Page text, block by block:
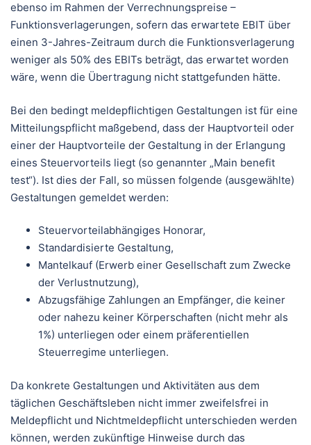
ebenso im Rahmen der Verrechnungspreise –
Funktionsverlagerungen, sofern das erwartete EBIT über
einen 3-Jahres-Zeitraum durch die Funktionsverlagerung
weniger als 50% des EBITs beträgt, das erwartet worden
wäre, wenn die Übertragung nicht stattgefunden hätte.
Bei den bedingt meldepflichtigen Gestaltungen ist für eine
Mitteilungspflicht maßgebend, dass der Hauptvorteil oder
einer der Hauptvorteile der Gestaltung in der Erlangung
eines Steuervorteils liegt (so genannter „Main benefit
test“). Ist dies der Fall, so müssen folgende (ausgewählte)
Gestaltungen gemeldet werden:
Steuervorteilabhängiges Honorar,
Standardisierte Gestaltung,
Mantelkauf (Erwerb einer Gesellschaft zum Zwecke
der Verlustnutzung),
Abzugsfähige Zahlungen an Empfänger, die keiner
oder nahezu keiner Körperschaften (nicht mehr als
1%) unterliegen oder einem präferentiellen
Steuerregime unterliegen.
Da konkrete Gestaltungen und Aktivitäten aus dem
täglichen Geschäftsleben nicht immer zweifelsfrei in
Meldepflicht und Nichtmeldepflicht unterschieden werden
können, werden zukünftige Hinweise durch das